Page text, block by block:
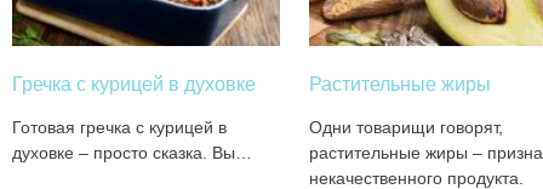
Гречка с курицей в духовке
Готовая гречка с курицей в
духовке – просто сказка. Вы…
Растительные жиры
Одни товарищи говорят,
растительные жиры –
некачественного продукта.